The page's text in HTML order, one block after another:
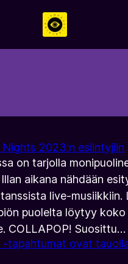
2023:n esiintyjiin
on tarjolla
aikana nähdään
live-musiikkiin.
puolelta löytyy koko
COLLAPOP! Suosittu…
-tapahtumat ovat